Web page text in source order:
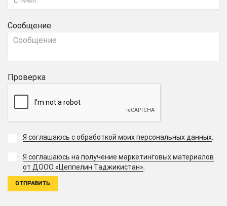
Сообщение
Проверка
Я соглашаюсь с обработкой моих персональных данных.
Я соглашаюсь на получение маркетинговых материалов
от ДООО «Цеппелин Таджикистан».